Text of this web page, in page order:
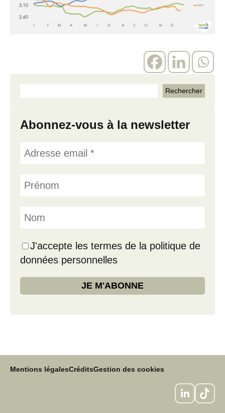
Abonnez-vous à la newsletter
J'accepte les termes de la politique de
données personnelles
Mentions légalesCréditsGestion des cookies